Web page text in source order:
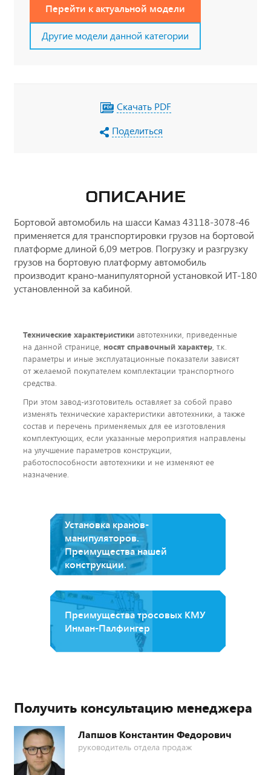
Перейти к актуальной модели
Другие модели данной категории
Скачать PDF
Поделиться
ОПИСАНИЕ
Бортовой автомобиль на шасси Камаз 43118-3078-46
применяется для транспортировки грузов на бортовой
платформе длиной 6,09 метров. Погрузку и разгрузку
грузов на бортовую платформу автомобиль
производит крано-манипуляторной установкой ИТ-180
установленной за кабиной.
Технические характеристики автотехники, приведенные
на данной странице, носят справочный характер, т.к.
параметры и иные эксплуатационные показатели зависят
от желаемой покупателем комплектации транспортного
средства.
При этом завод-изготовитель оставляет за собой право
изменять технические характеристики автотехники, а также
состав и перечень применяемых для ее изготовления
комплектующих, если указанные мероприятия направлены
на улучшение параметров конструкции,
работоспособности автотехники и не изменяют ее
назначение.
Установка кранов-
манипуляторов.
Преимущества нашей
конструкции.
Преимущества тросовых КМУ
Инман-Палфингер
Получить консультацию менеджера
Лапшов Константин Федорович
руководитель отдела продаж